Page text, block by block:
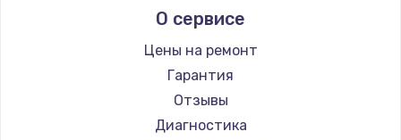
Заказать
Увеличение оперативной памяти
1100 руб.
Заказать
О сервисе
Цены на ремонт
Гарантия
Отзывы
Диагностика